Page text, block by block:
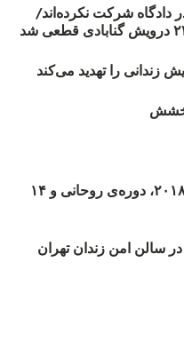
که در دادگاه شرکت نکرده‌اند/
زندانی را تهدید می‌کند
روند اعدام‌ها در ماه‌های مختلف ۲۰۱۸، دوره‌ی روحانی و ۱۴
امن زندان تهران